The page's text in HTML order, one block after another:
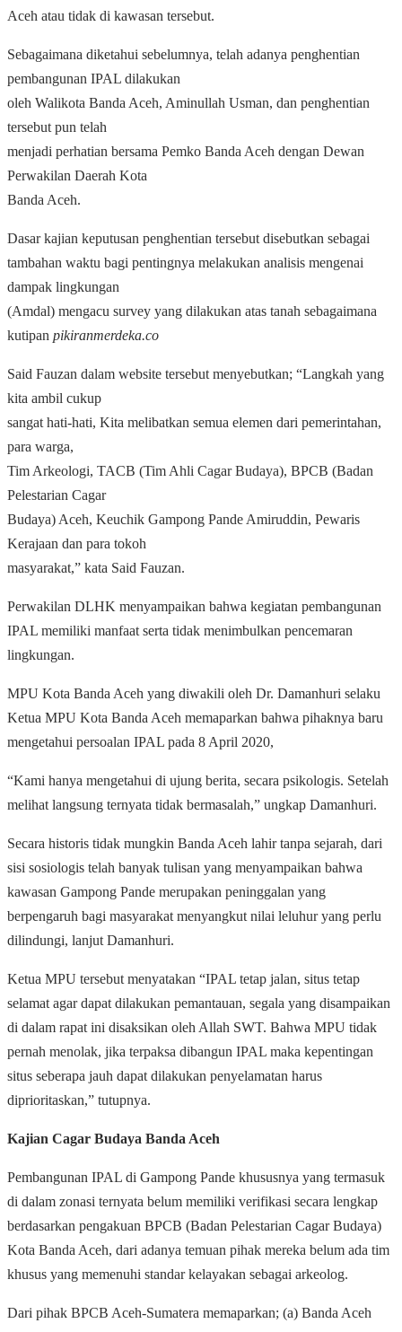
Aceh atau tidak di kawasan tersebut.
Sebagaimana diketahui sebelumnya, telah adanya penghentian
pembangunan IPAL dilakukan
oleh Walikota Banda Aceh, Aminullah Usman, dan penghentian
tersebut pun telah
menjadi perhatian bersama Pemko Banda Aceh dengan Dewan
Perwakilan Daerah Kota
Banda Aceh.
Dasar kajian keputusan penghentian tersebut disebutkan sebagai
tambahan waktu bagi pentingnya melakukan analisis mengenai
dampak lingkungan
(Amdal) mengacu survey yang dilakukan atas tanah sebagaimana
kutipan pikiranmerdeka.co
Said Fauzan dalam website tersebut menyebutkan; “Langkah yang
kita ambil cukup
sangat hati-hati, Kita melibatkan semua elemen dari pemerintahan,
para warga,
Tim Arkeologi, TACB (Tim Ahli Cagar Budaya), BPCB (Badan
Pelestarian Cagar
Budaya) Aceh, Keuchik Gampong Pande Amiruddin, Pewaris
Kerajaan dan para tokoh
masyarakat,” kata Said Fauzan.
Perwakilan DLHK menyampaikan bahwa kegiatan pembangunan
IPAL memiliki manfaat serta tidak menimbulkan pencemaran
lingkungan.
MPU Kota Banda Aceh yang diwakili oleh Dr. Damanhuri selaku
Ketua MPU Kota Banda Aceh memaparkan bahwa pihaknya baru
mengetahui persoalan IPAL pada 8 April 2020,
“Kami hanya mengetahui di ujung berita, secara psikologis. Setelah
melihat langsung ternyata tidak bermasalah,” ungkap Damanhuri.
Secara historis tidak mungkin Banda Aceh lahir tanpa sejarah, dari
sisi sosiologis telah banyak tulisan yang menyampaikan bahwa
kawasan Gampong Pande merupakan peninggalan yang
berpengaruh bagi masyarakat menyangkut nilai leluhur yang perlu
dilindungi, lanjut Damanhuri.
Ketua MPU tersebut menyatakan “IPAL tetap jalan, situs tetap
selamat agar dapat dilakukan pemantauan, segala yang disampaikan
di dalam rapat ini disaksikan oleh Allah SWT. Bahwa MPU tidak
pernah menolak, jika terpaksa dibangun IPAL maka kepentingan
situs seberapa jauh dapat dilakukan penyelamatan harus
diprioritaskan,” tutupnya.
Kajian Cagar Budaya Banda Aceh
Pembangunan IPAL di Gampong Pande khususnya yang termasuk
di dalam zonasi ternyata belum memiliki verifikasi secara lengkap
berdasarkan pengakuan BPCB (Badan Pelestarian Cagar Budaya)
Kota Banda Aceh, dari adanya temuan pihak mereka belum ada tim
khusus yang memenuhi standar kelayakan sebagai arkeolog.
Dari pihak BPCB Aceh-Sumatera memaparkan; (a) Banda Aceh